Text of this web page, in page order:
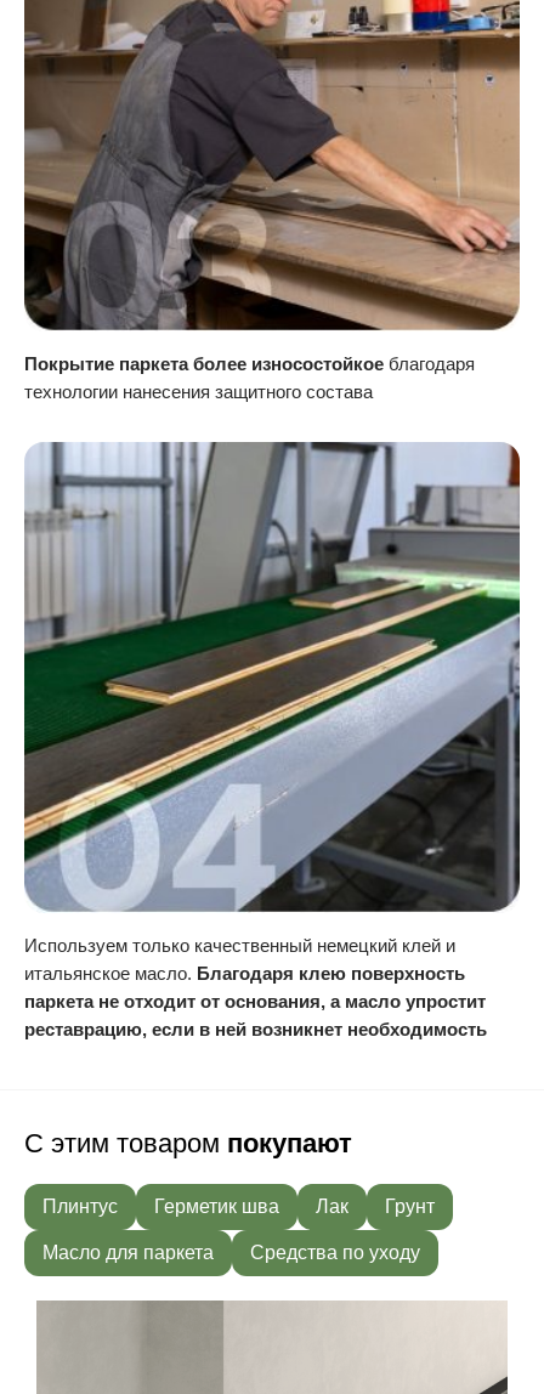
Покрытие паркета более износостойкое благодаря
технологии нанесения защитного состава
Используем только качественный немецкий клей и
итальянское масло. Благодаря клею поверхность
паркета не отходит от основания, а масло упростит
реставрацию, если в ней возникнет необходимость
С этим товаром покупают
Плинтус Герметик шва Лак Грунт
Масло для паркета Средства по уходу